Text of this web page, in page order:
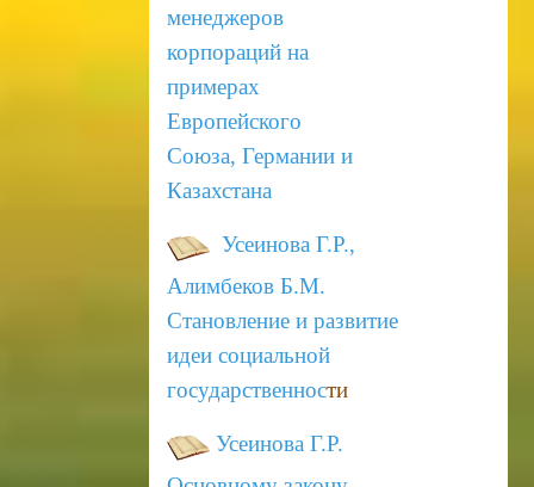
менеджеров
корпораций на
примерах
Европейского
Союза, Германии и
Казахстана
Усеинова Г.Р.,
Алимбеков Б.М.
Становление и развитие
идеи социальной
государственности
Усеинова Г.Р.